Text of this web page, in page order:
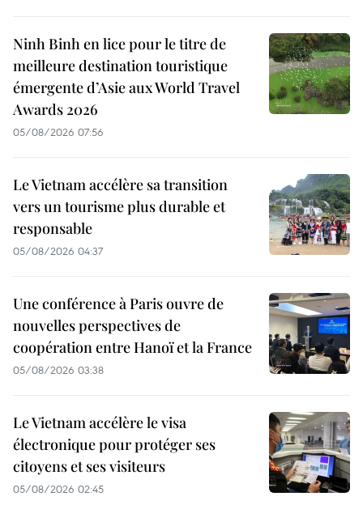
Ninh Binh en lice pour le titre de
meilleure destination touristique
émergente d’Asie aux World Travel
Awards 2026
05/08/2026 07:56
Le Vietnam accélère sa transition
vers un tourisme plus durable et
responsable
05/08/2026 04:37
Une conférence à Paris ouvre de
nouvelles perspectives de
coopération entre Hanoï et la France
05/08/2026 03:38
Le Vietnam accélère le visa
électronique pour protéger ses
citoyens et ses visiteurs
05/08/2026 02:45